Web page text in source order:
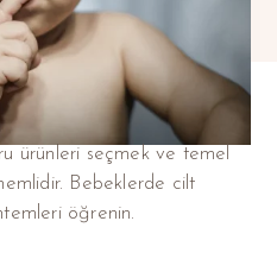
ürünleri seçmek ve temel
Bebeklerde cilt
öğrenin.